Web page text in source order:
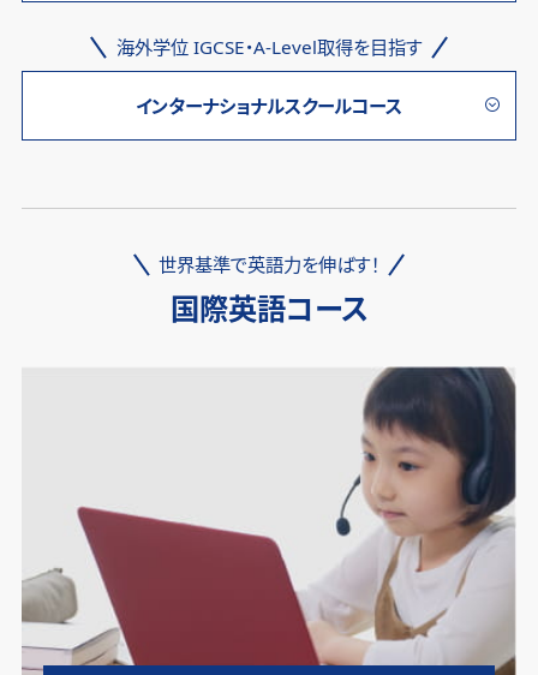
海外学位 IGCSE・A-Level取得を目指す
インターナショナルスクールコース
世界基準で英語力を伸ばす！
国際英語コース